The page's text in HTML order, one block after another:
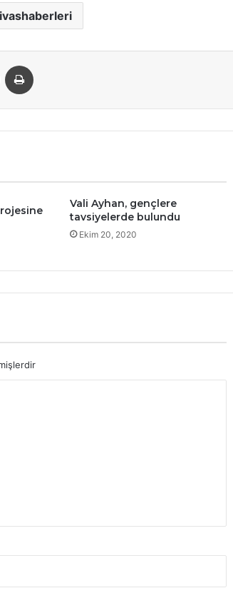
E-Posta ile paylaş
Vali Ayhan, gençlere
tavsiyelerde bulundu
Ekim 20, 2020